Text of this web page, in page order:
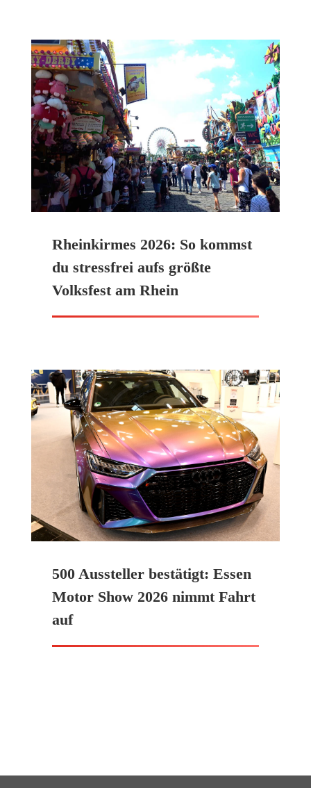
Rheinkirmes 2026: So kommst
du stressfrei aufs größte
Volksfest am Rhein
500 Aussteller bestätigt: Essen
Motor Show 2026 nimmt Fahrt
auf